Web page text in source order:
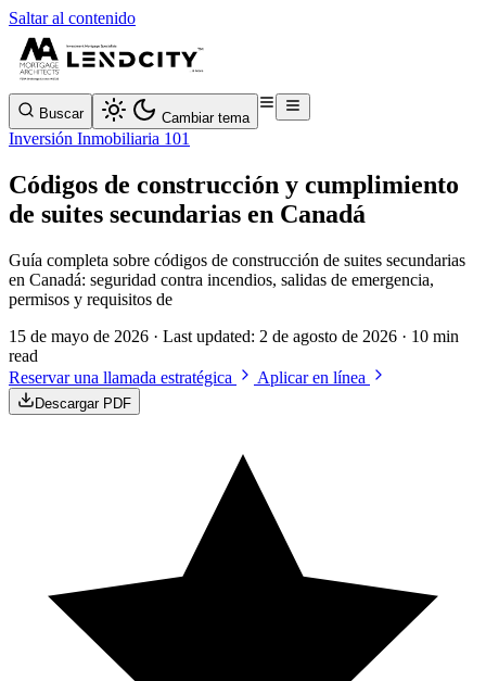
Saltar al contenido
Buscar Cambiar tema
Inversión Inmobiliaria 101
Códigos de construcción y cumplimiento
de suites secundarias en Canadá
Guía completa sobre códigos de construcción de suites secundarias
en Canadá: seguridad contra incendios, salidas de emergencia,
permisos y requisitos de
15 de mayo de 2026 · Last updated: 2 de agosto de 2026 · 10 min
read
Reservar una llamada estratégica
Aplicar en línea
Descargar PDF